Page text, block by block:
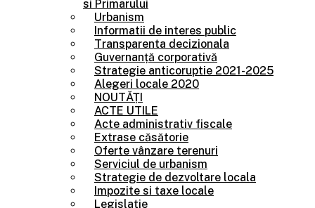
si Primarului
Urbanism
Informatii de interes public
Transparenta decizionala
Guvernanță corporativă
Strategie anticoruptie 2021-2025
Alegeri locale 2020
NOUTĂȚI
ACTE UTILE
Acte administrativ fiscale
Extrase căsătorie
Oferte vânzare terenuri
Serviciul de urbanism
Strategie de dezvoltare locala
Impozite si taxe locale
Legislatie